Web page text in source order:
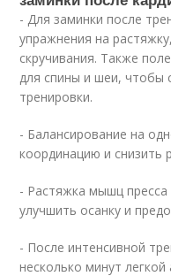
- Для заминки после
упражнения на
скручивания. Также
для спины и шеи, чтобы
тренировки.
- Балансирование на
координацию и снизить
- Растяжка мышц
улучшить осанку и
- После интенсивной
несколько минут